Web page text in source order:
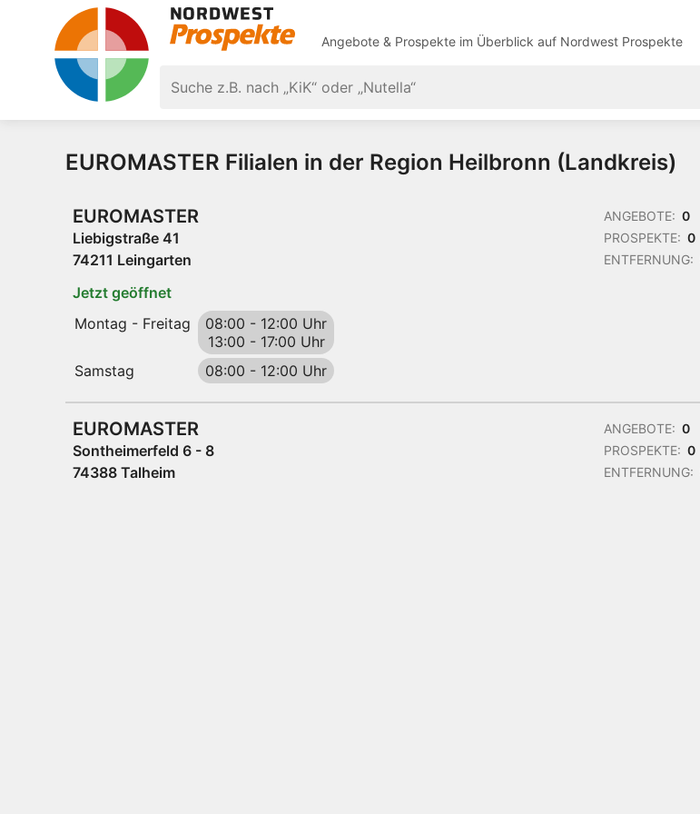
Angebote & Prospekte im Überblick auf Nordwest Prospekte
EUROMASTER Filialen in der Region Heilbronn (Landkreis)
EUROMASTER
Liebigstraße 41
74211 Leingarten
ANGEBOTE: 0
PROSPEKTE: 0
ENTFERNUNG:
Jetzt geöffnet
Montag - Freitag
08:00 - 12:00 Uhr
13:00 - 17:00 Uhr
Samstag
08:00 - 12:00 Uhr
EUROMASTER
Sontheimerfeld 6 - 8
74388 Talheim
ANGEBOTE: 0
PROSPEKTE: 0
ENTFERNUNG: